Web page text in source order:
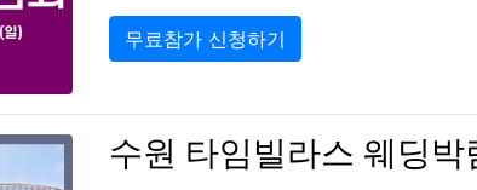
무료참가 신청하기
수원 타임빌라스 웨딩박